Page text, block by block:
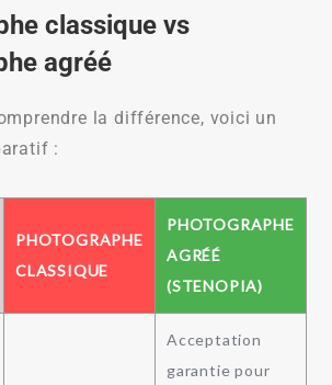
classique vs
agréé
la différence, voici un
:
PHOTOGRAPHE
CLASSIQUE
PHOTOGRAPHE
AGRÉÉ
(STENOPIA)
Acceptation
garantie pour